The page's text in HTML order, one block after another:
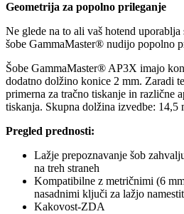
Geometrija za popolno prileganje
Ne glede na to ali vaš hotend
šobe GammaMaster® nudijo popolno
Šobe GammaMaster® AP3X imajo
dodatno dolžino konice 2 mm. Zaradi
primerna za tračno tiskanje in različne
tiskanja. Skupna dolžina izvedbe: 14,5
Pregled prednosti:
Lažje prepoznavanje šob
na treh straneh
Kompatibilne z metričnimi (6
nasadnimi ključi za lažjo
Kakovost-ZDA